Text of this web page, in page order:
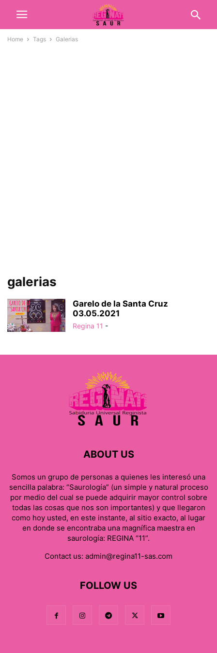
Home Tags Galerias
galerias
Garelo de la Santa Cruz
03.05.2021
Regina 11 -
ABOUT US
Somos un grupo de personas a quienes les interesó una
sencilla palabra: “Saurología” (un simple y natural proceso
por medio del cual se puede adquirir mayor control sobre
todas las cosas que nos son importantes) y que llegaron
como hoy usted, en este instante, al sitio exacto, al lugar
en donde se encontraba una magnífica maestra en
saurología: REGINA “11”.
Contact us: admin@regina11-sas.com
FOLLOW US